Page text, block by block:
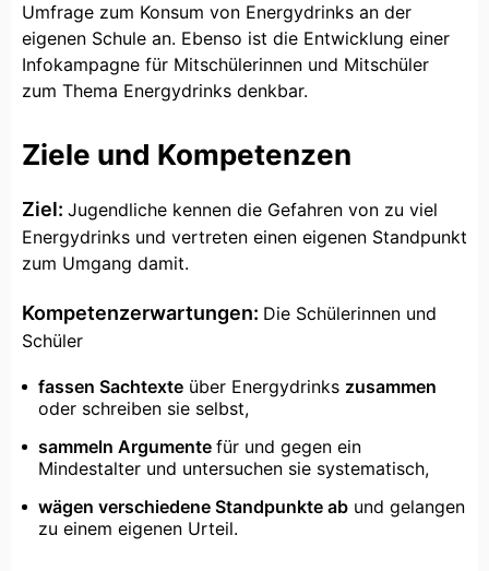
Umfrage zum Konsum von Energydrinks an der
eigenen Schule an. Ebenso ist die Entwicklung einer
Infokampagne für Mitschülerinnen und Mitschüler
zum Thema Energydrinks denkbar.
Ziele und Kompetenzen
Ziel: Jugendliche kennen die Gefahren von zu viel
Energydrinks und vertreten einen eigenen Standpunkt
zum Umgang damit.
Kompetenzerwartungen: Die Schülerinnen und
Schüler
fassen Sachtexte über Energydrinks zusammen
oder schreiben sie selbst,
sammeln Argumente für und gegen ein
Mindestalter und untersuchen sie systematisch,
wägen verschiedene Standpunkte ab und gelangen
zu einem eigenen Urteil.